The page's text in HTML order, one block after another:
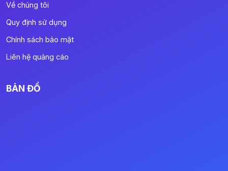
Về chúng tôi
Quy định sử dụng
Chính sách bảo mật
Liên hệ quảng cáo
BẢN ĐỒ